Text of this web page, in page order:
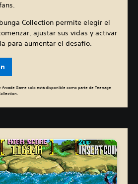
Collection permite elegir el
ajustar sus vidas y activar
para aumentar el desafío.
Game solo está disponible como parte de Teenage